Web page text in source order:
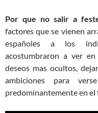
Por que no salir a
factores que se vienen
españoles a los
acostumbraron a ver
deseos mas ocultos,
ambiciones para
predominantemente en el